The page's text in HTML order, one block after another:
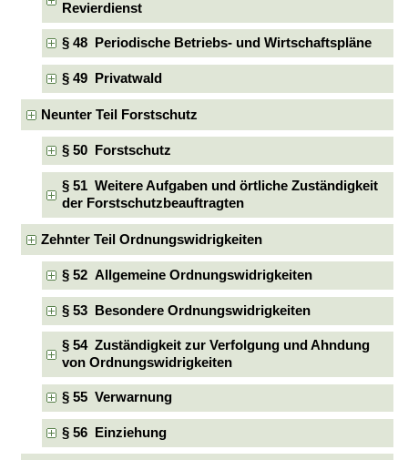
Revierdienst
§ 48 Periodische Betriebs- und Wirtschaftspläne
§ 49 Privatwald
Neunter Teil Forstschutz
§ 50 Forstschutz
§ 51 Weitere Aufgaben und örtliche Zuständigkeit
der Forstschutzbeauftragten
Zehnter Teil Ordnungswidrigkeiten
§ 52 Allgemeine Ordnungswidrigkeiten
§ 53 Besondere Ordnungswidrigkeiten
§ 54 Zuständigkeit zur Verfolgung und Ahndung
von Ordnungswidrigkeiten
§ 55 Verwarnung
§ 56 Einziehung